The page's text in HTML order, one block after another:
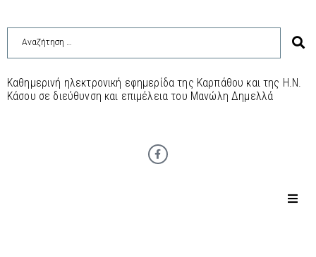
Καθημερινή ηλεκτρονική εφημερίδα της Καρπάθου και της Η.Ν.
Κάσου σε διεύθυνση και επιμέλεια του Μανώλη Δημελλά